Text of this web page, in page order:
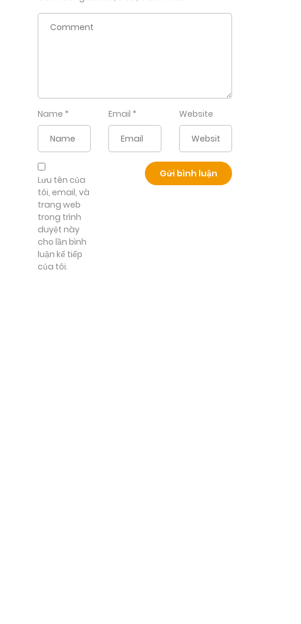
Name * Email * Website
Lưu tên của
tôi, email, và
trang web
trong trình
duyệt này
cho lần bình
luận kế tiếp
của tôi.